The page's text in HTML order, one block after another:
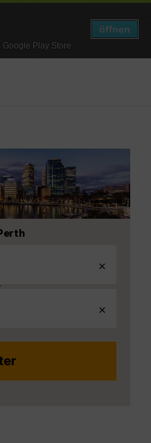
Play Store
öffnen